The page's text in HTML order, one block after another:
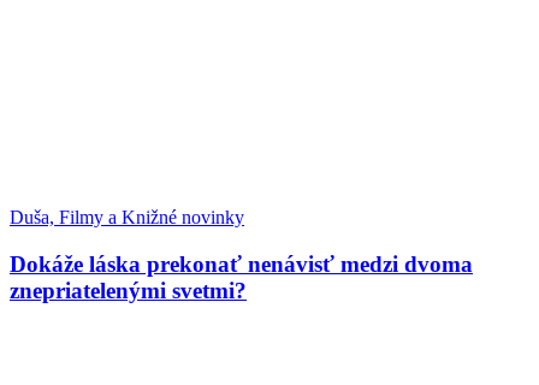
Duša, Filmy a Knižné novinky
Dokáže láska prekonať nenávisť medzi dvoma
znepriatelenými svetmi?